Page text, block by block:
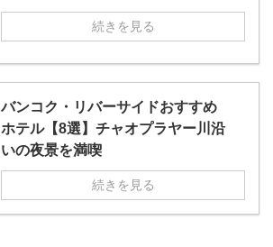
続きを見る
バンコク・リバーサイドおすすめ
ホテル【8選】チャオプラヤー川沿
いの夜景を満喫
続きを見る